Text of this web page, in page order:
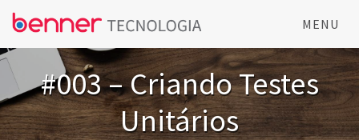
MENU
#003 – Criando Testes
Unitários